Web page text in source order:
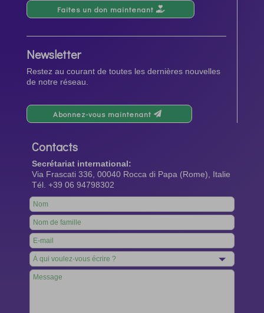
Faites un don maintenant
Newsletter
Restez au courant de toutes les dernières nouvelles
de notre réseau.
Abonnez-vous maintenant
Contacts
Secrétariat international:
Via Frascati 336, 00040 Rocca di Papa (Rome), Italie
Tél. +39 06 94798302
Leave
this
field
blank